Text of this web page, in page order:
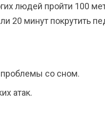
людей пройти 100
20 минут покрутить
проблемы со сном.
атак.